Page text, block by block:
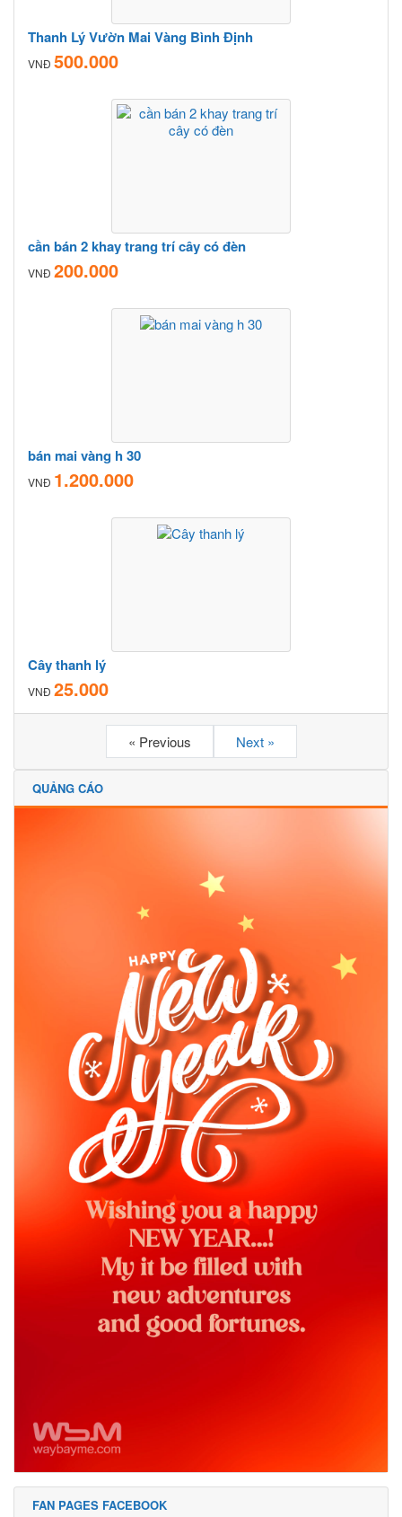
Thanh Lý Vườn Mai Vàng Bình Định
VNĐ 500.000
cần bán 2 khay trang trí cây có đèn
VNĐ 200.000
bán mai vàng h 30
VNĐ 1.200.000
Cây thanh lý
VNĐ 25.000
« Previous Next »
QUẢNG CÁO
FAN PAGES FACEBOOK